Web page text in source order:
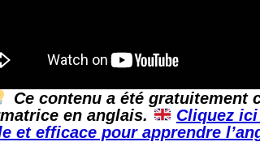
Ce contenu a été gratuitement
en anglais.
Cliquez
et efficace pour apprendre